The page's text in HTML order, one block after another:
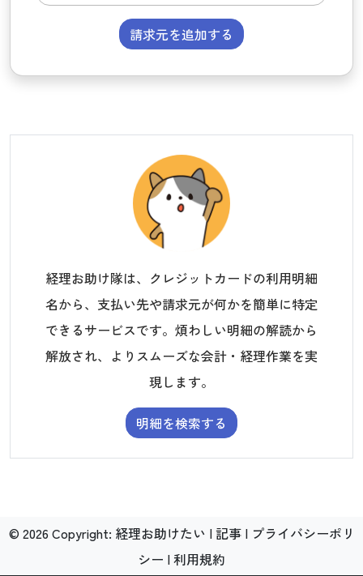
請求元を追加する
経理お助け隊は、クレジットカードの利用明細
名から、支払い先や請求元が何かを簡単に特定
できるサービスです。煩わしい明細の解読から
解放され、よりスムーズな会計・経理作業を実
現します。
明細を検索する
© 2026 Copyright: 経理お助けたい |記事| プライバシーポリ
シー |利用規約